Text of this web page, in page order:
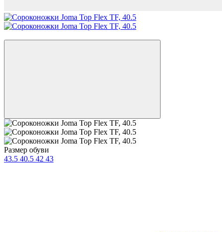
Размер обуви
43.5 40.5 42 43